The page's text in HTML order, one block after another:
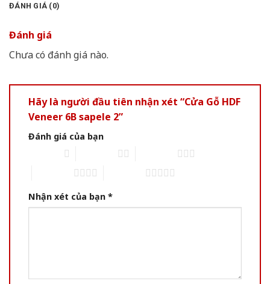
ĐÁNH GIÁ (0)
Đánh giá
Chưa có đánh giá nào.
Hãy là người đầu tiên nhận xét “Cửa Gỗ HDF
Veneer 6B sapele 2”
Đánh giá của bạn
Nhận xét của bạn *